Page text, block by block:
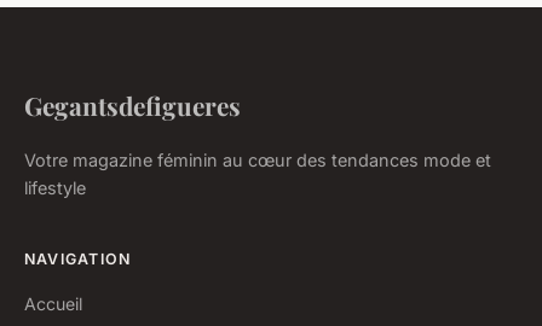
Gegantsdefigueres
Votre magazine féminin au cœur des tendances mode et
lifestyle
NAVIGATION
Accueil